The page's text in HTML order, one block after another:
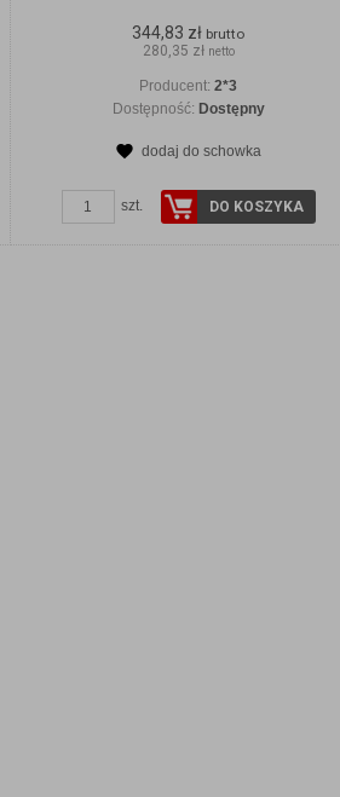
344,83 zł brutto
280,35 zł netto
Producent:2*3
Dostępność: Dostępny
dodaj do schowka
szt. DO KOSZYKA